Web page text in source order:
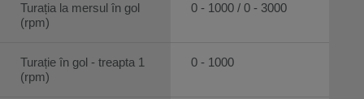
Turația la mersul în gol
(rpm)
Turație în gol - treapta 1
(rpm)
0 - 1000 / 0 - 3000
0 - 1000